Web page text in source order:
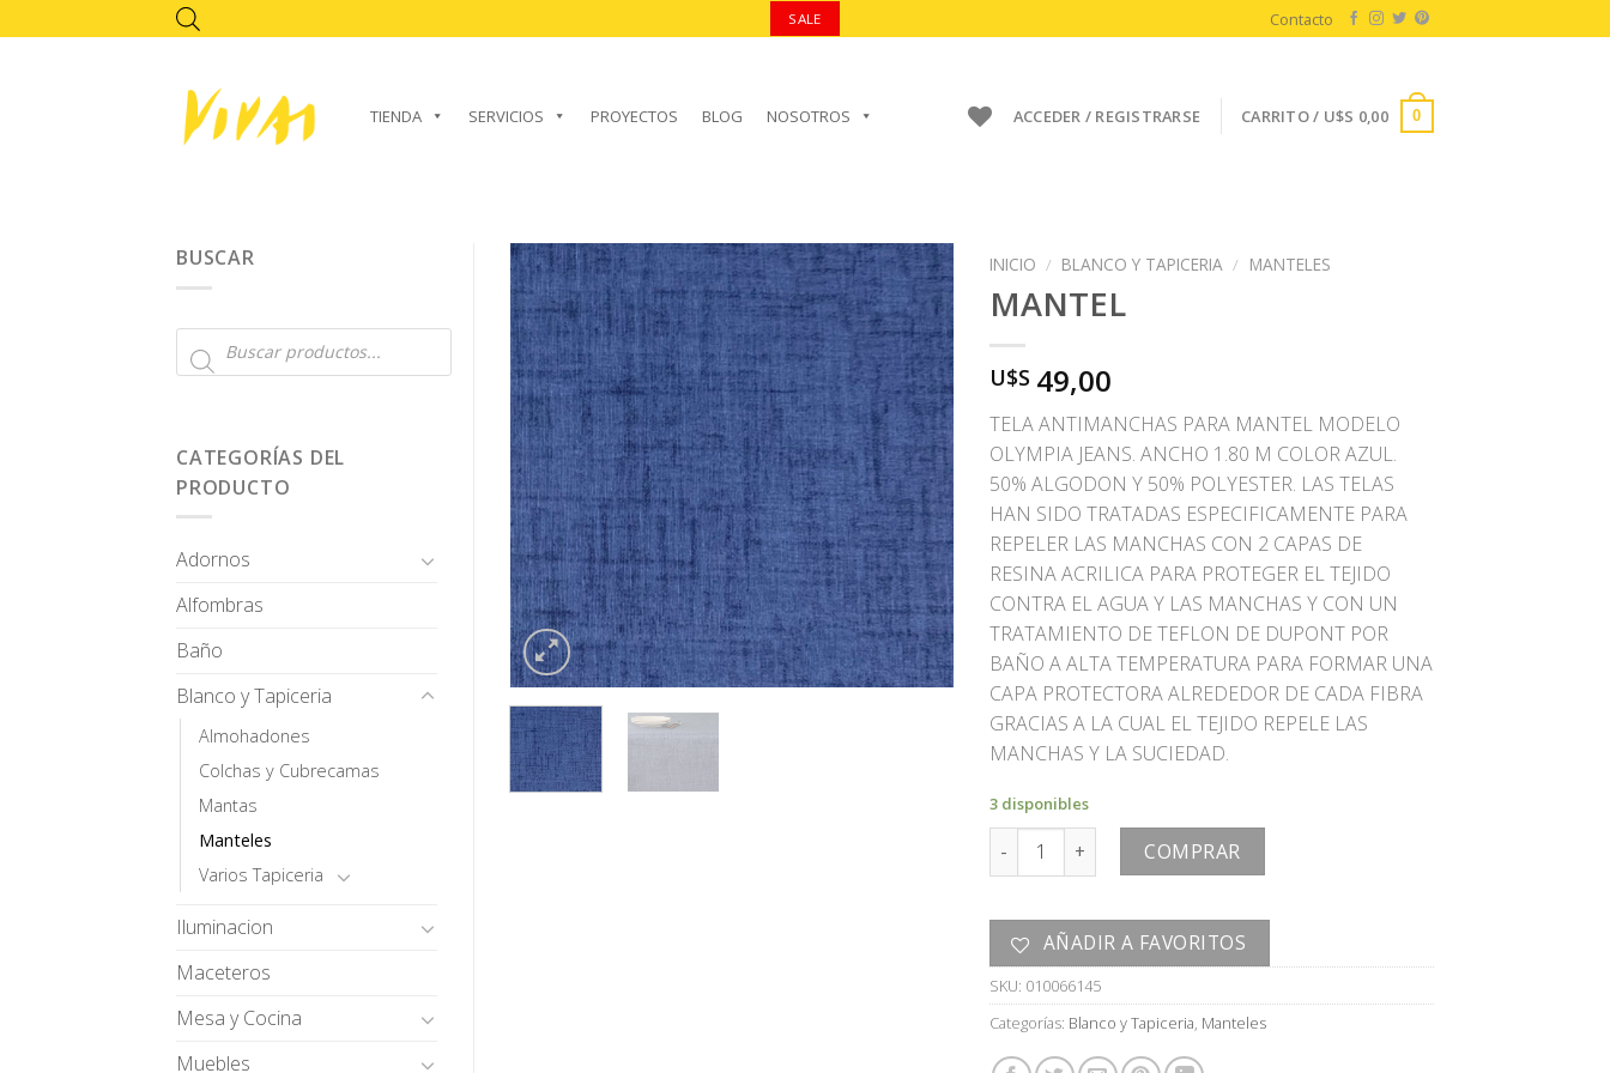
to
SALE Contacto
TIENDA SERVICIOS PROYECTOS BLOG NOSOTROS ACCEDER / REGISTRARSE CARRITO / U$S 0,00 0
BUSCAR
Búsqueda
de
CATEGORÍAS DEL
PRODUCTO
Adornos
Alfombras
Baño
Blanco y Tapiceria
Almohadones
Colchas y Cubrecamas
Mantas
Manteles
Varios Tapiceria
Iluminacion
Maceteros
Mesa y Cocina
Muebles
AÑADIR A
FAVORITOS
INICIO / BLANCO Y TAPICERIA / MANTELES
MANTEL
U$S 49,00
TELA ANTIMANCHAS PARA MANTEL MODELO
OLYMPIA JEANS. ANCHO 1.80 M COLOR AZUL.
50% ALGODON Y 50% POLYESTER. LAS TELAS
HAN SIDO TRATADAS ESPECIFICAMENTE PARA
REPELER LAS MANCHAS CON 2 CAPAS DE
RESINA ACRILICA PARA PROTEGER EL TEJIDO
CONTRA EL AGUA Y LAS MANCHAS Y CON UN
TRATAMIENTO DE TEFLON DE DUPONT POR
BAÑO A ALTA TEMPERATURA PARA FORMAR UNA
CAPA PROTECTORA ALREDEDOR DE CADA FIBRA
GRACIAS A LA CUAL EL TEJIDO REPELE LAS
MANCHAS Y LA SUCIEDAD.
3 disponibles
MANTEL cantidad COMPRAR
AÑADIR A FAVORITOS
SKU: 010066145
Categorías: Blanco y Tapiceria, Manteles